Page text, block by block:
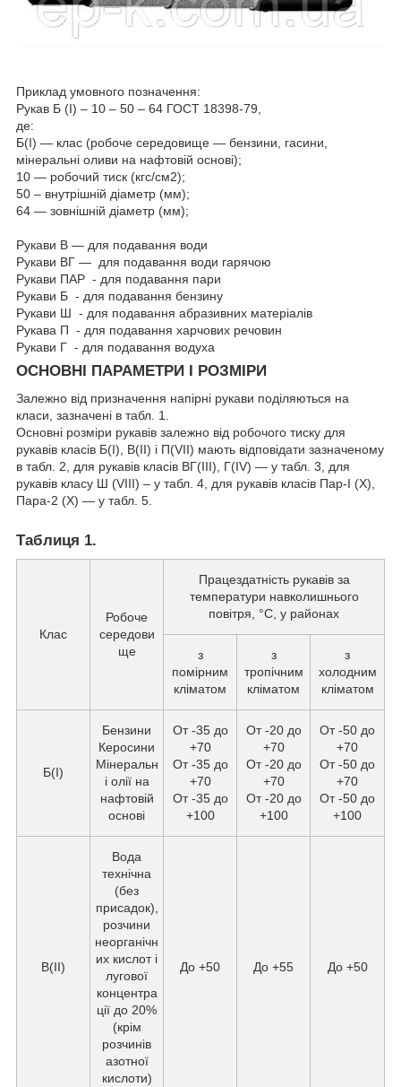
Приклад умовного позначення:
Рукав Б (I) – 10 – 50 – 64 ГОСТ 18398-79,
де:
Б(I) — клас (робоче середовище — бензини, гасини,
мінеральні оливи на нафтовій основі);
10 — робочий тиск (кгс/см2);
50 – внутрішній діаметр (мм);
64 — зовнішній діаметр (мм);
Рукави В — для подавання води
Рукави ВГ — для подавання води гарячою
Рукави ПАР - для подавання пари
Рукави Б - для подавання бензину
Рукави Ш - для подавання абразивних матеріалів
Рукава П - для подавання харчових речовин
Рукави Г - для подавання водуха
ОСНОВНІ ПАРАМЕТРИ І РОЗМІРИ
Залежно від призначення напірні рукави поділяються на
класи, зазначені в табл. 1.
Основні розміри рукавів залежно від робочого тиску для
рукавів класів Б(I), В(II) і П(VII) мають відповідати зазначеному
в табл. 2, для рукавів класів ВГ(III), Г(IV) — у табл. 3, для
рукавів класу Ш (VIII) – у табл. 4, для рукавів класів Пар-I (X),
Пара-2 (X) — у табл. 5.
Таблиця 1.
Клас
Робоче
середови
ще
Працездатність рукавів за
температури навколишнього
повітря, °C, у районах
з
помірним
кліматом
з
тропічним
кліматом
з
холодним
кліматом
Б(I)
Бензини
Керосини
Мінеральн
і олії на
нафтовій
основі
От -35 до
+70
От -35 до
+70
От -35 до
+100
От -20 до
+70
От -20 до
+70
От -20 до
+100
От -50 до
+70
От -50 до
+70
От -50 до
+100
В(II)
Вода
технічна
(без
присадок),
розчини
неорганічн
их кислот і
лугової
концентра
ції до 20%
(крім
розчинів
азотної
кислоти)
До +50 До +55 До +50